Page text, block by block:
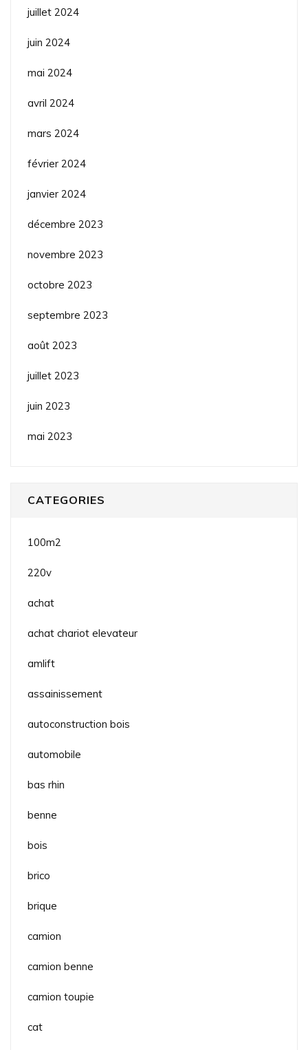
juillet 2024
juin 2024
mai 2024
avril 2024
mars 2024
février 2024
janvier 2024
décembre 2023
novembre 2023
octobre 2023
septembre 2023
août 2023
juillet 2023
juin 2023
mai 2023
CATEGORIES
100m2
220v
achat
achat chariot elevateur
amlift
assainissement
autoconstruction bois
automobile
bas rhin
benne
bois
brico
brique
camion
camion benne
camion toupie
cat